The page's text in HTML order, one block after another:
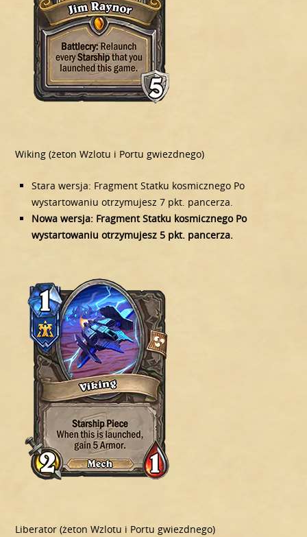
Wiking (żeton Wzlotu i Portu gwiezdnego)
Stara wersja: Fragment Statku kosmicznego Po
wystartowaniu otrzymujesz 7 pkt. pancerza.
Nowa wersja: Fragment Statku kosmicznego Po
wystartowaniu otrzymujesz 5 pkt. pancerza.
Liberator (żeton Wzlotu i Portu gwiezdnego)